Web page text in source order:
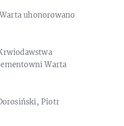
uhonorowano
Warta
Piotr